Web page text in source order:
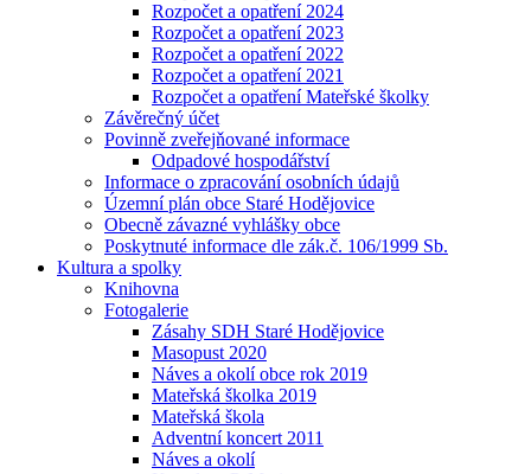
Rozpočet a opatření 2024
Rozpočet a opatření 2023
Rozpočet a opatření 2022
Rozpočet a opatření 2021
Rozpočet a opatření Mateřské školky
Závěrečný účet
Povinně zveřejňované informace
Odpadové hospodářství
Informace o zpracování osobních údajů
Územní plán obce Staré Hodějovice
Obecně závazné vyhlášky obce
Poskytnuté informace dle zák.č. 106/1999 Sb.
Kultura a spolky
Knihovna
Fotogalerie
Zásahy SDH Staré Hodějovice
Masopust 2020
Náves a okolí obce rok 2019
Mateřská školka 2019
Mateřská škola
Adventní koncert 2011
Náves a okolí